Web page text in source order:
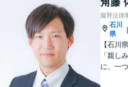
藤野法律
石川
県
|
【石川
「親し
に、一